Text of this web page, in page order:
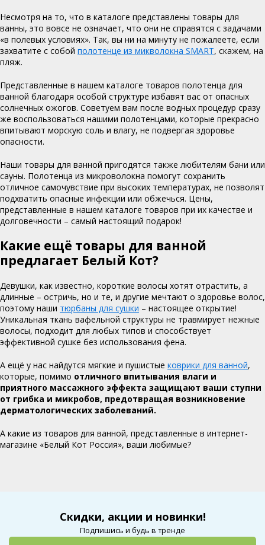
Несмотря на то, что в каталоге представлены товары для
ванны, это вовсе не означает, что они не справятся с задачами
«в полевых условиях». Так, вы ни на минуту не пожалеете, если
захватите с собой полотенце из микволокна SMART, скажем, на
пляж.
Представленные в нашем каталоге товаров полотенца для
ванной благодаря особой структуре избавят вас от опасных
солнечных ожогов. Советуем вам после водных процедур сразу
же воспользоваться нашими полотенцами, которые прекрасно
впитывают морскую соль и влагу, не подвергая здоровье
опасности.
Наши товары для ванной пригодятся также любителям бани или
сауны. Полотенца из микроволокна помогут сохранить
отличное самочувствие при высоких температурах, не позволят
подхватить опасные инфекции или обжечься. Цены,
представленные в нашем каталоге товаров при их качестве и
долговечности – самый настоящий подарок!
Какие ещё товары для ванной
предлагает Белый Кот?
Девушки, как известно, короткие волосы хотят отрастить, а
длинные – остричь, но и те, и другие мечтают о здоровье волос,
поэтому наши тюрбаны для сушки – настоящее открытие!
Уникальная ткань вафельной структуры не травмирует нежные
волосы, подходит для любых типов и способствует
эффективной сушке без использования фена.
А ещё у нас найдутся мягкие и пушистые коврики для ванной,
которые, помимо отличного впитывания влаги и
приятного массажного эффекта защищают ваши ступни
от грибка и микробов, предотвращая возникновение
дерматологических заболеваний.
А какие из товаров для ванной, представленные в интернет-
магазине «Белый Кот Россия», ваши любимые?
Скидки, акции и новинки!
Подпишись и будь в тренде